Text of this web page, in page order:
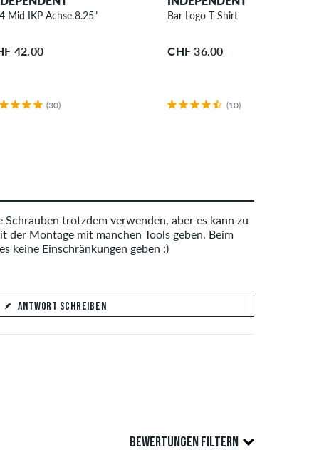
Mid IKP Achse 8.25"
42.00
(30)
Bar Logo T-Shirt
CHF 36.00
(10)
Schrauben trotzdem verwenden, aber es kann zu
der Montage mit manchen Tools geben. Beim
keine Einschränkungen geben :)
ANTWORT SCHREIBEN
BEWERTUNGEN FILTERN